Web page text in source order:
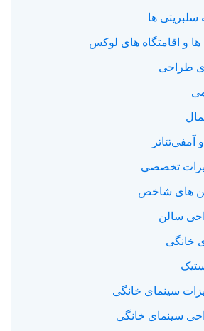
سلبریتی ها
ها و اقامتگاه های لوکس
طراحی
آمفی‌تئاتر
تخصصی
های شاخص
سالن
خانگی
سینمای خانگی
سینمای خانگی